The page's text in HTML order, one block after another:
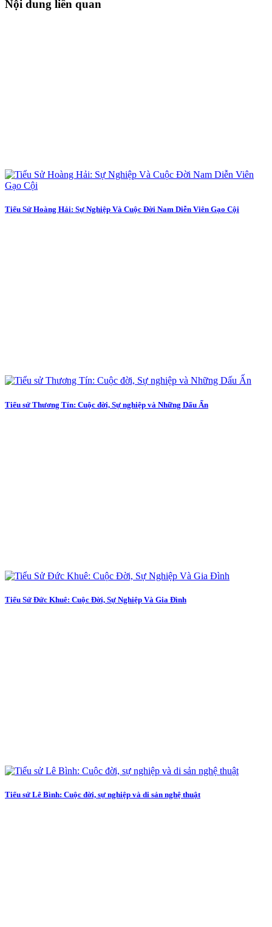
Nội dung liên quan
Tiểu Sử Hoàng Hải: Sự Nghiệp Và Cuộc Đời Nam Diễn Viên Gạo Cội
Tiểu sử Thương Tín: Cuộc đời, Sự nghiệp và Những Dấu Ấn
Tiểu Sử Đức Khuê: Cuộc Đời, Sự Nghiệp Và Gia Đình
Tiểu sử Lê Bình: Cuộc đời, sự nghiệp và di sản nghệ thuật